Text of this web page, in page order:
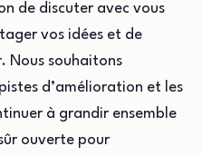
de discuter avec vous
vos idées et de
Nous souhaitons
d’amélioration et les
à grandir ensemble
ouverte pour